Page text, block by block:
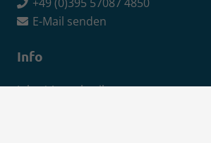
E-Mail senden
Info
Jobs / Ausschreibungen